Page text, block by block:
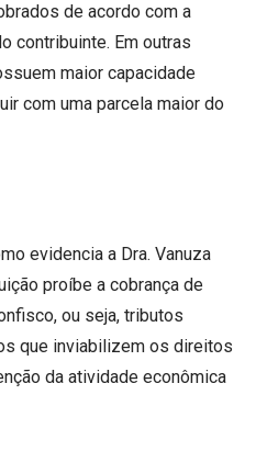
de acordo com a
contribuinte. Em outras
maior capacidade
com uma parcela maior do
evidencia a Dra. Vanuza
proíbe a cobrança de
ou seja, tributos
que inviabilizem os direitos
da atividade econômica